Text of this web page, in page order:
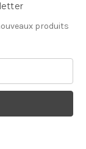
produits